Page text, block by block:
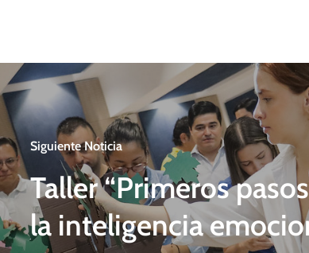
Siguiente Noticia
Taller “Primeros
la inteligencia